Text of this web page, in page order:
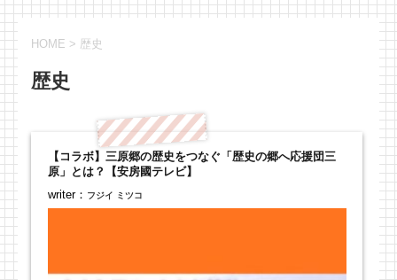
HOME > 歴史
歴史
【コラボ】三原郷の歴史をつなぐ「歴史の郷へ応援団三
原」とは？【安房國テレビ】
writer： フジイ ミツコ